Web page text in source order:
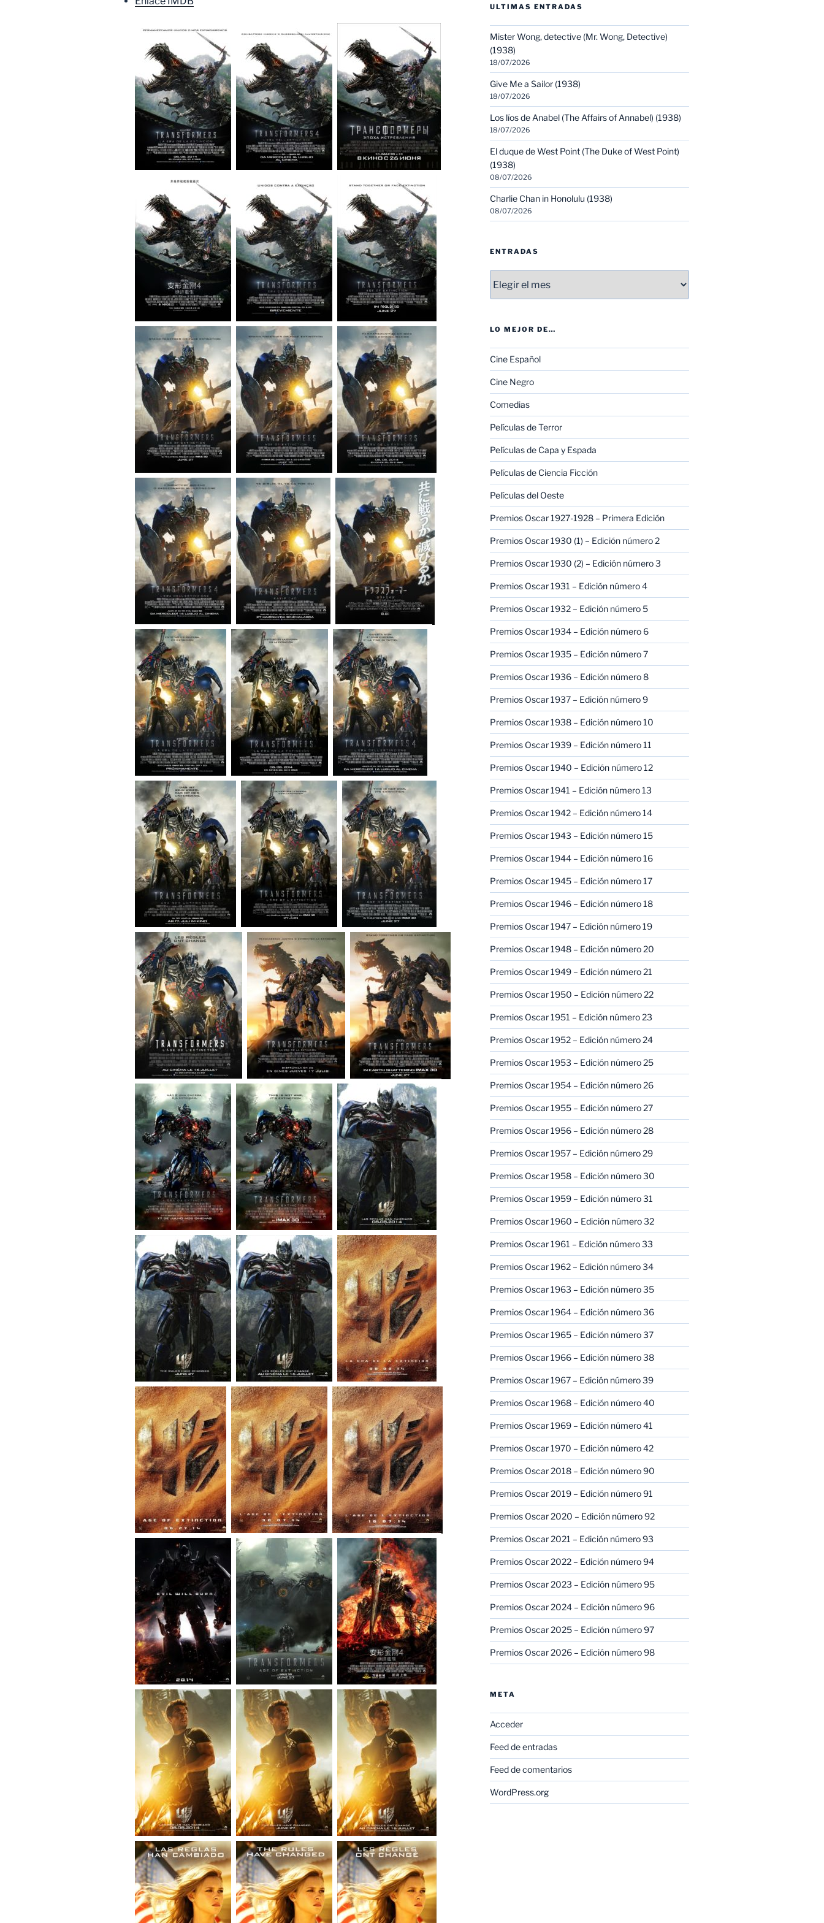
ULTIMAS ENTRADAS
Mister Wong, detective (Mr. Wong, Detective)
(1938)
18/07/2026
Give Me a Sailor (1938)
18/07/2026
Los líos de Anabel (The Affairs of Annabel) (1938)
18/07/2026
El duque de West Point (The Duke of West Point)
(1938)
08/07/2026
Charlie Chan in Honolulu (1938)
08/07/2026
ENTRADAS
LO MEJOR DE…
Cine Español
Cine Negro
Comedias
Películas de Terror
Películas de Capa y Espada
Películas de Ciencia Ficción
Películas del Oeste
Premios Oscar 1927-1928 – Primera Edición
Premios Oscar 1930 (1) – Edición número 2
Premios Oscar 1930 (2) – Edición número 3
Premios Oscar 1931 – Edición número 4
Premios Oscar 1932 – Edición número 5
Premios Oscar 1934 – Edición número 6
Premios Oscar 1935 – Edición número 7
Premios Oscar 1936 – Edición número 8
Premios Oscar 1937 – Edición número 9
Premios Oscar 1938 – Edición número 10
Premios Oscar 1939 – Edición número 11
Premios Oscar 1940 – Edición número 12
Premios Oscar 1941 – Edición número 13
Premios Oscar 1942 – Edición número 14
Premios Oscar 1943 – Edición número 15
Premios Oscar 1944 – Edición número 16
Premios Oscar 1945 – Edición número 17
Premios Oscar 1946 – Edición número 18
Premios Oscar 1947 – Edición número 19
Premios Oscar 1948 – Edición número 20
Premios Oscar 1949 – Edición número 21
Premios Oscar 1950 – Edición número 22
Premios Oscar 1951 – Edición número 23
Premios Oscar 1952 – Edición número 24
Premios Oscar 1953 – Edición número 25
Premios Oscar 1954 – Edición número 26
Premios Oscar 1955 – Edición número 27
Premios Oscar 1956 – Edición número 28
Premios Oscar 1957 – Edición número 29
Premios Oscar 1958 – Edición número 30
Premios Oscar 1959 – Edición número 31
Premios Oscar 1960 – Edición número 32
Premios Oscar 1961 – Edición número 33
Premios Oscar 1962 – Edición número 34
Premios Oscar 1963 – Edición número 35
Premios Oscar 1964 – Edición número 36
Premios Oscar 1965 – Edición número 37
Premios Oscar 1966 – Edición número 38
Premios Oscar 1967 – Edición número 39
Premios Oscar 1968 – Edición número 40
Premios Oscar 1969 – Edición número 41
Premios Oscar 1970 – Edición número 42
Premios Oscar 2018 – Edición número 90
Premios Oscar 2019 – Edición número 91
Premios Oscar 2020 – Edición número 92
Premios Oscar 2021 – Edición número 93
Premios Oscar 2022 – Edición número 94
Premios Oscar 2023 – Edición número 95
Premios Oscar 2024 – Edición número 96
Premios Oscar 2025 – Edición número 97
Premios Oscar 2026 – Edición número 98
META
Acceder
Feed de entradas
Feed de comentarios
WordPress.org